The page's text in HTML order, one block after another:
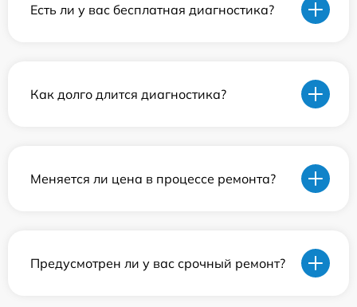
Есть ли у вас бесплатная диагностика?
Как долго длится диагностика?
Меняется ли цена в процессе ремонта?
Предусмотрен ли у вас срочный ремонт?